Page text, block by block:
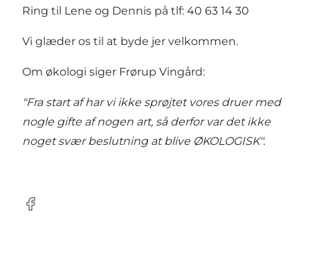
Ring til Lene og Dennis på tlf: 40 63 14 30
Vi glæder os til at byde jer velkommen.
Om økologi siger Frørup Vingård:
"Fra start af har vi ikke sprøjtet vores druer med
nogle gifte af nogen art, så derfor var det ikke
noget svær beslutning at blive ØKOLOGISK".
Facebook